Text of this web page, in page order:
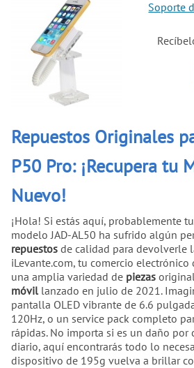
Soporte
Repuestos Originales
P50 Pro: ¡Recupera tu
Nuevo!
¡Hola! Si estás aquí, probablemente tu
modelo JAD-AL50 ha sufrido algún
repuestos de calidad para devolverle
iLevante.com, tu comercio electrónico
una amplia variedad de piezas
móvil lanzado en julio de 2021.
pantalla OLED vibrante de 6.6
120Hz, o un service pack completo
rápidas. No importa si es un daño por
diario, aquí encontrarás todo lo
dispositivo de 195g vuelva a brillar